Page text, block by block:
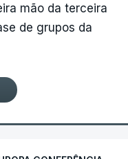
mão da terceira
de grupos da